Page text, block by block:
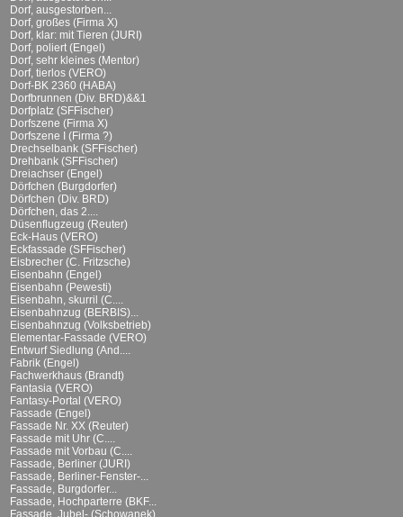
Dorf, ausgestorben...
Dorf, großes (Firma X)
Dorf, klar: mit Tieren (JURI)
Dorf, poliert (Engel)
Dorf, sehr kleines (Mentor)
Dorf, tierlos (VERO)
Dorf-BK 2360 (HABA)
Dorfbrunnen (Div. BRD)&&1
Dorfplatz (SFFischer)
Dorfszene (Firma X)
Dorfszene I (Firma ?)
Drechselbank (SFFischer)
Drehbank (SFFischer)
Dreiachser (Engel)
Dörfchen (Burgdorfer)
Dörfchen (Div. BRD)
Dörfchen, das 2....
Düsenflugzeug (Reuter)
Eck-Haus (VERO)
Eckfassade (SFFischer)
Eisbrecher (C. Fritzsche)
Eisenbahn (Engel)
Eisenbahn (Pewesti)
Eisenbahn, skurril (C....
Eisenbahnzug (BERBIS)...
Eisenbahnzug (Volksbetrieb)
Elementar-Fassade (VERO)
Entwurf Siedlung (And....
Fabrik (Engel)
Fachwerkhaus (Brandt)
Fantasia (VERO)
Fantasy-Portal (VERO)
Fassade (Engel)
Fassade Nr. XX (Reuter)
Fassade mit Uhr (C....
Fassade mit Vorbau (C....
Fassade, Berliner (JURI)
Fassade, Berliner-Fenster-...
Fassade, Burgdorfer...
Fassade, Hochparterre (BKF...
Fassade, Jubel- (Schowanek)